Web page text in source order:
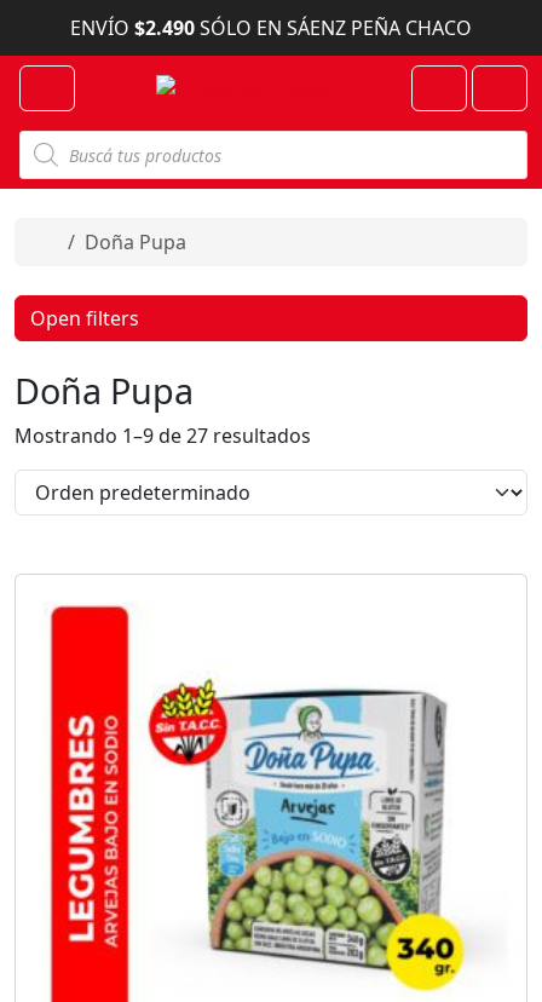
Skip to content
ENVÍO $2.490SÓLO EN SÁENZ PEÑA CHACO
B
s
q
d
d
u
c
t
o
Account
Cart
Home
Doña Pupa
Doña Pupa
Mostrando 1–9 de 27 resultados
Open filters